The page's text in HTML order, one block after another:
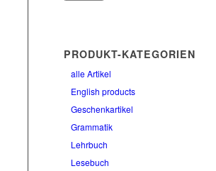
PRODUKT-KATEGORIEN
alle Artikel
English products
Geschenkartikel
Grammatik
Lehrbuch
Lesebuch